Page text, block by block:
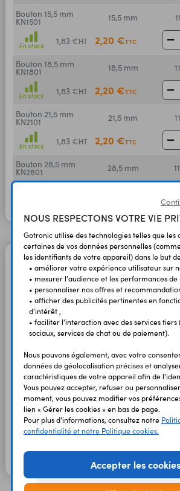
Bouton 15,5 mm
KN1501 15,5 mm
En stock 1,83 €HT 2,20 €TTC
Bouton 18,5 mm
KN1801 18,5 mm
En stock 1,83 €HT 2,20 €TTC
Bouton 21,5 mm
KN2101 21,5 mm
En stock 1,83 €HT 2,20 €TTC
Bouton 28,5 mm
KN2801 28,5 mm
Boutons économiques
Boutons de couleur
blanc pour axes de 6,3
Fixation par vis
Bouton 16mm
KN153E 16 mm
En stock 2,17 € HT 2,60 € TTC
Bouton 21mm
KN206E 21 mm
En stock
NOUS RESPECTONS VOTRE VIE
Gotronic utilise des technologies telles que les
certaines de vos données personnelles
les identifiants de votre appareil) dans le but
• améliorer votre expérience utilisateur sur
• mesurer l'audience et les performances de
• personnaliser nos offres et
• afficher des publicités pertinentes en
d'intérêt ,
• faciliter l'interaction avec des services tiers
sociaux, services de chat ou de paiement).
Nous pouvons également, avec votre
données de géolocalisation précises et
caractéristiques de votre appareil afin de
Vous pouvez accepter, refuser ou
moment, vous pouvez modifier vos
lien « Gérer les cookies » en bas de page.
Pour plus d'informations, consultez notre
confidentialité et notre Politique cookies.
Accepter les cookies